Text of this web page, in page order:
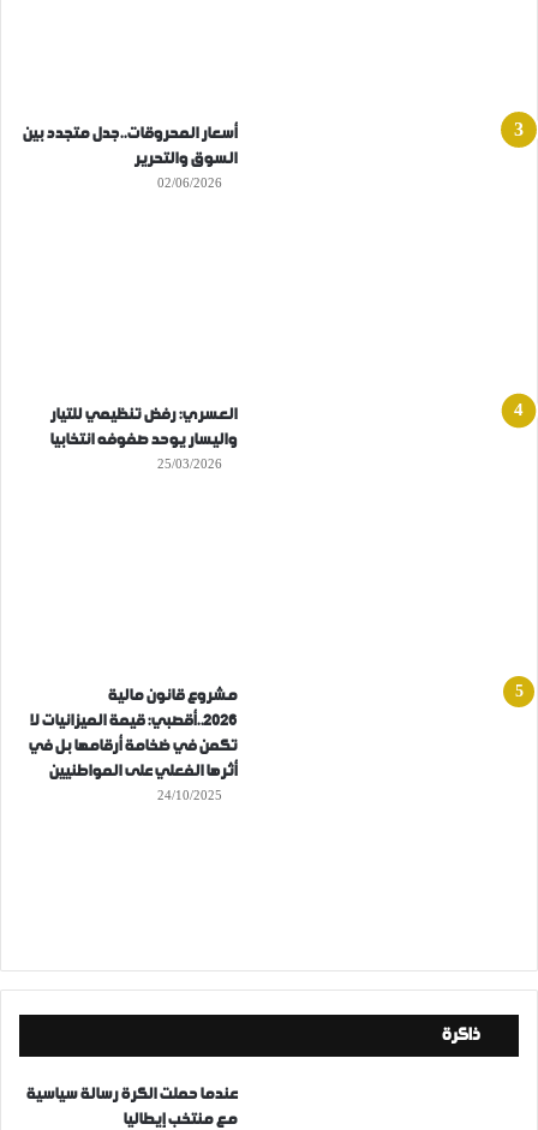
أسعار المحروقات..جدل متجدد بين
السوق والتحرير
02/06/2026
العسري: رفض تنظيمي للتيار
واليسار يوحد صفوفه انتخابيا
25/03/2026
مشروع قانون مالية
2026..أقصبي: قيمة الميزانيات لا
تكمن في ضخامة أرقامها بل في
أثرها الفعلي على المواطنيين
24/10/2025
ذاكرة
عندما حملت الكرة رسالة سياسية
مع منتخب إيطاليا